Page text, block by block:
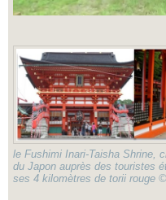
le Fushimi Inari-Taisha Shrine,
du Japon auprès des touristes
ses 4 kilomètres de torii rouge